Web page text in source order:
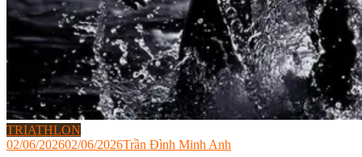
TRIATHLON
02/06/202602/06/2026Trần Đình Minh Anh